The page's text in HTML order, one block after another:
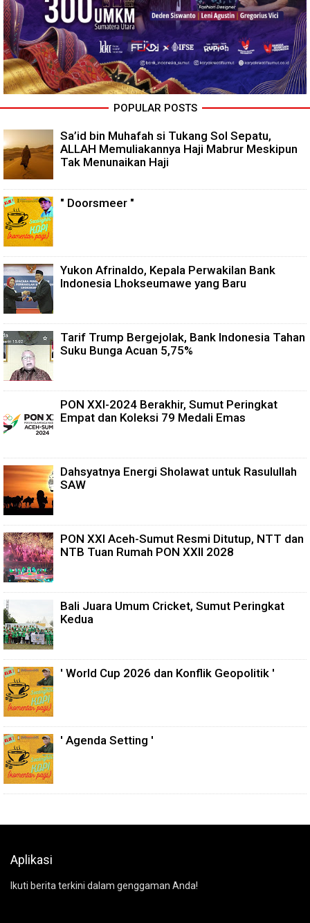
POPULAR POSTS
Sa’id bin Muhafah si Tukang Sol Sepatu,
ALLAH Memuliakannya Haji Mabrur Meskipun
Tak Menunaikan Haji
" Doorsmeer "
Yukon Afrinaldo, Kepala Perwakilan Bank
Indonesia Lhokseumawe yang Baru
Tarif Trump Bergejolak, Bank Indonesia Tahan
Suku Bunga Acuan 5,75%
PON XXI-2024 Berakhir, Sumut Peringkat
Empat dan Koleksi 79 Medali Emas
Dahsyatnya Energi Sholawat untuk Rasulullah
SAW
PON XXI Aceh-Sumut Resmi Ditutup, NTT dan
NTB Tuan Rumah PON XXII 2028
Bali Juara Umum Cricket, Sumut Peringkat
Kedua
' World Cup 2026 dan Konflik Geopolitik '
' Agenda Setting '
Aplikasi
Ikuti berita terkini dalam genggaman Anda!